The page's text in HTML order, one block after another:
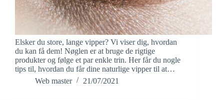
Elsker du store, lange vipper? Vi viser dig, hvordan
du kan få dem! Nøglen er at bruge de rigtige
produkter og følge et par enkle trin. Her får du nogle
tips til, hvordan du får dine naturlige vipper til at…
Web master
21/07/2021